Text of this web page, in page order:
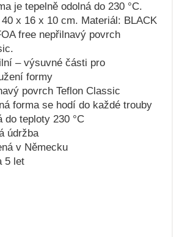
je tepelně odolná do 230 °C.
x 16 x 10 cm. Materiál: BLACK
free nepřilnavý povrch
– výsuvné části pro
formy
povrch Teflon Classic
forma se hodí do každé trouby
do teploty 230 °C
údržba
v Německu
5 let